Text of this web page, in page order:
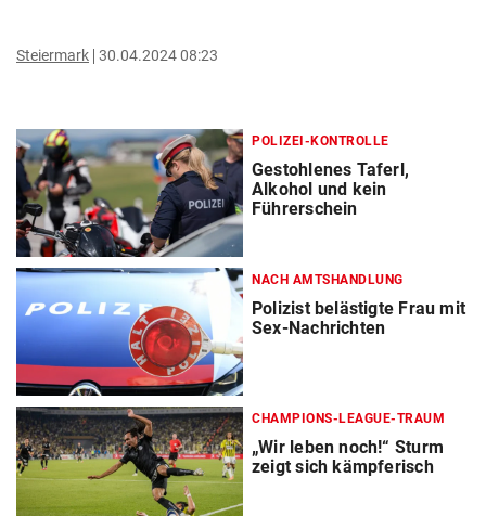
Steiermark 30.04.2024 08:23
POLIZEI-KONTROLLE
Gestohlenes Taferl,
Alkohol und kein
Führerschein
NACH AMTSHANDLUNG
Polizist belästigte Frau mit
Sex-Nachrichten
CHAMPIONS-LEAGUE-TRAUM
„Wir leben noch!“ Sturm
zeigt sich kämpferisch